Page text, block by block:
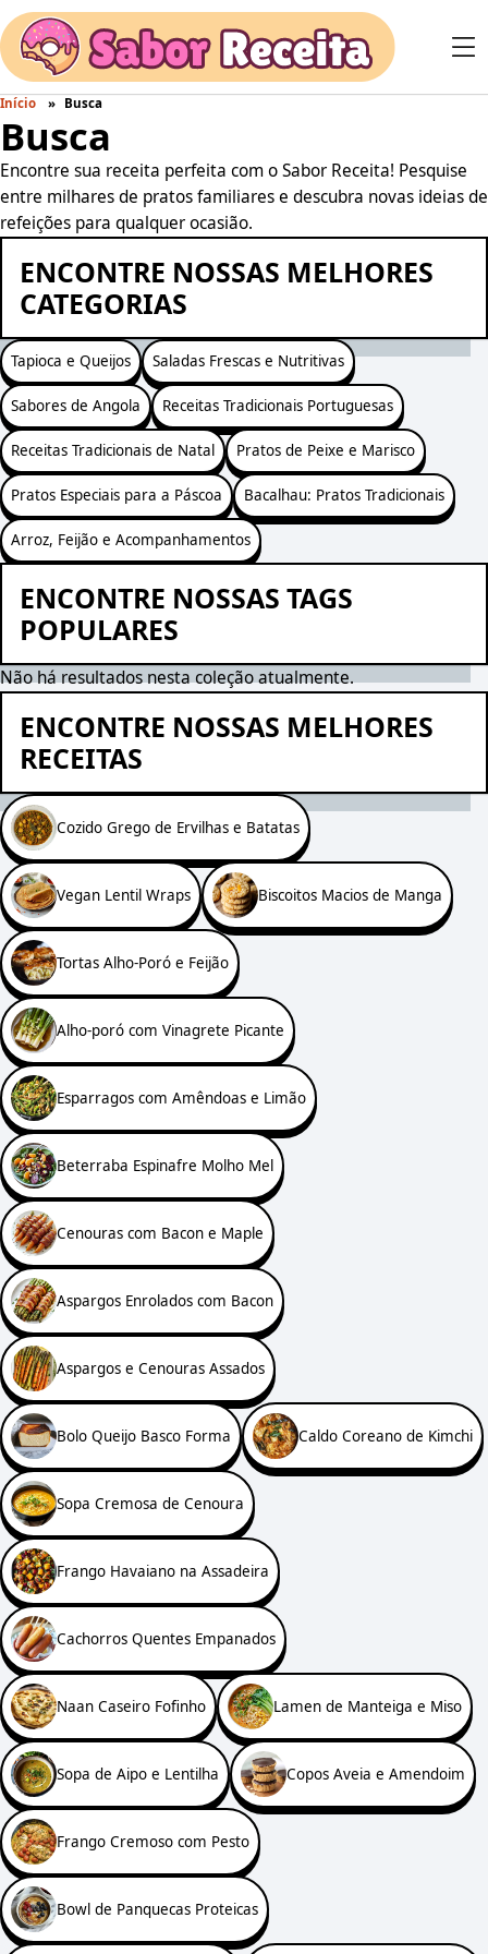
Início Busca
Busca
Encontre sua receita perfeita com o Sabor Receita! Pesquise
entre milhares de pratos familiares e descubra novas ideias de
refeições para qualquer ocasião.
ENCONTRE NOSSAS MELHORES
CATEGORIAS
Tapioca e Queijos Saladas Frescas e Nutritivas
Sabores de Angola Receitas Tradicionais Portuguesas
Receitas Tradicionais de Natal Pratos de Peixe e Marisco
Pratos Especiais para a Páscoa Bacalhau: Pratos Tradicionais
Arroz, Feijão e Acompanhamentos
ENCONTRE NOSSAS TAGS
POPULARES
Não há resultados nesta coleção atualmente.
ENCONTRE NOSSAS MELHORES
RECEITAS
Cozido Grego de Ervilhas e Batatas
Vegan Lentil Wraps Biscoitos Macios de Manga
Tortas Alho-Poró e Feijão
Alho-poró com Vinagrete Picante
Esparragos com Amêndoas e Limão
Beterraba Espinafre Molho Mel
Cenouras com Bacon e Maple
Aspargos Enrolados com Bacon
Aspargos e Cenouras Assados
Bolo Queijo Basco Forma Caldo Coreano de Kimchi
Sopa Cremosa de Cenoura
Frango Havaiano na Assadeira
Cachorros Quentes Empanados
Naan Caseiro Fofinho Lamen de Manteiga e Miso
Sopa de Aipo e Lentilha Copos Aveia e Amendoim
Frango Cremoso com Pesto
Bowl de Panquecas Proteicas